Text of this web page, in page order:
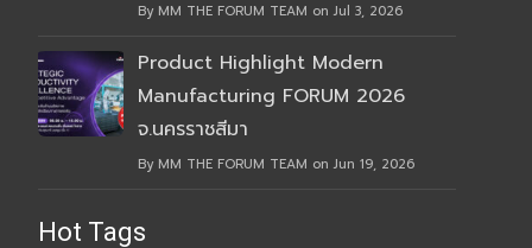
By MM THE FORUM TEAM on Jul 3, 2026
Product Highlight Modern
Manufacturing FORUM 2026
จ.นครราชสีมา
By MM THE FORUM TEAM on Jun 19, 2026
Hot Tags